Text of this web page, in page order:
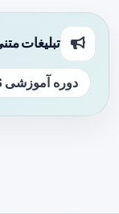
تبلیغات
دوره آموزشی ATLS